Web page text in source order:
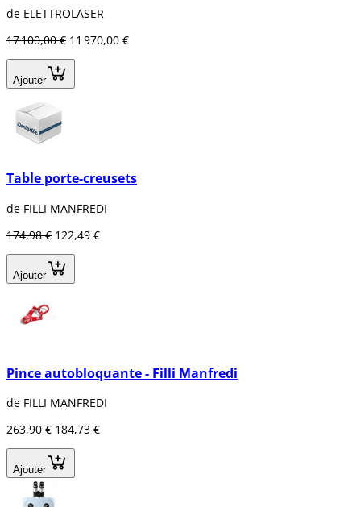
de ELETTROLASER
17 100,00 € 11 970,00 €
Ajouter
Table porte-creusets
de FILLI MANFREDI
174,98 € 122,49 €
Ajouter
Pince autobloquante - Filli Manfredi
de FILLI MANFREDI
263,90 € 184,73 €
Ajouter